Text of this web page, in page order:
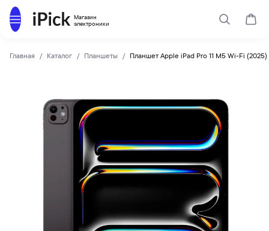
Магазин
электроники
Каталог
Поиск
Главная Каталог Планшеты Планшет Apple iPad Pro 11 M5 Wi-Fi (2025)